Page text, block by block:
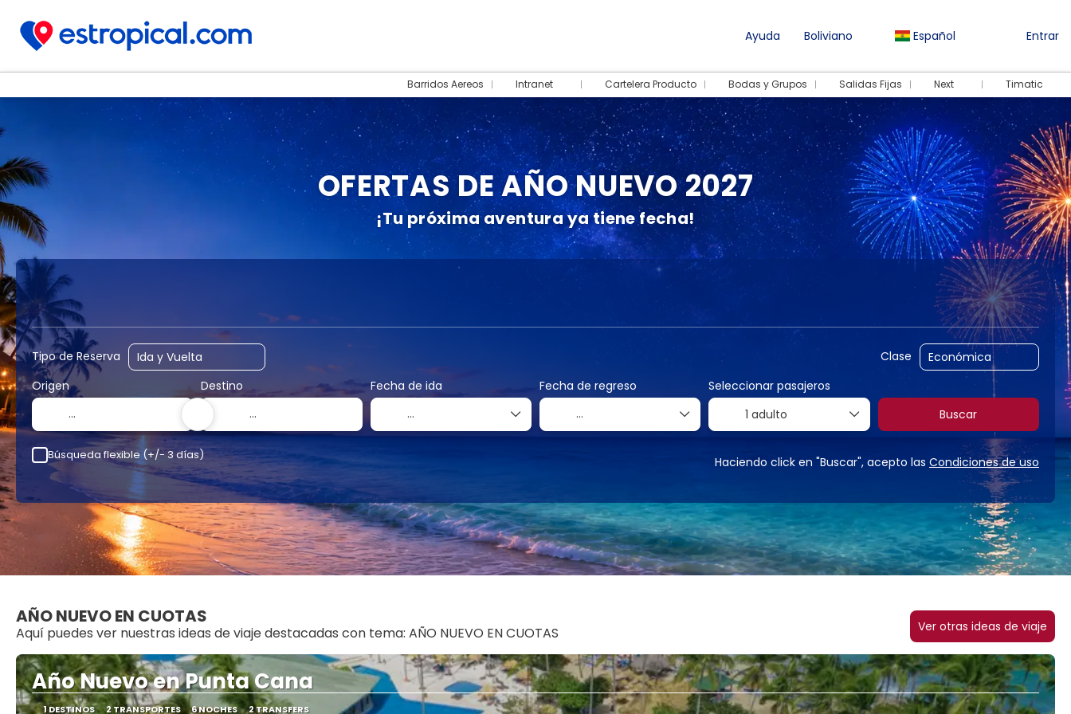
Ayuda Boliviano Español Entrar
Barridos Aereos Intranet Cartelera Producto Bodas y Grupos Salidas Fijas Next Timatic
OFERTAS DE AÑO NUEVO 2027
¡Tu próxima aventura ya tiene fecha!
Vuelos Seguros
Tipo de Reserva
Clase
Origen
Destino Fecha de ida Fecha de regreso
Seleccionar pasajeros
1 adulto
Buscar
Búsqueda flexible (+/- 3 días) Haciendo click en "Buscar", acepto las Condiciones de uso
AÑO NUEVO EN CUOTAS
Aquí puedes ver nuestras ideas de viaje destacadas con tema: AÑO NUEVO EN CUOTAS Ver otras ideas de viaje
Año Nuevo en Punta Cana
1 DESTINOS 2 TRANSPORTES 6 NOCHES 2 TRANSFERS